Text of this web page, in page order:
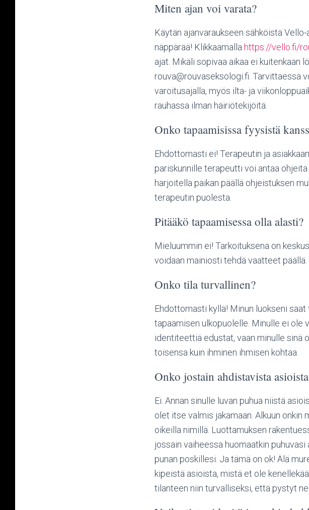
Miten ajan voi varata?
Käytän ajanvaraukseen sähköistä
näppärää! Klikkaamalla https://vello.fi/
ajat. Mikäli sopivaa aikaa ei
rouva@rouvaseksologi.fi. Tarvittaessa
varoitusajalla, myös ilta- ja
rauhassa ilman häiriötekijöitä.
Onko tapaamisissa fyysistä
Ehdottomasti ei! Terapeutin ja
pariskunnille terapeutti voi antaa
harjoitella paikan päällä ohjeistuksen
terapeutin puolesta.
Pitääkö tapaamisessa olla alasti?
Mieluummin ei! Tarkoituksena on
voidaan mainiosti tehdä vaatteet päällä.
Onko tila turvallinen?
Ehdottomasti kyllä! Minun luokseni
tapaamisen ulkopuolelle. Minulle ei ole
identiteettiä edustat, vaan minulle sinä
toisensa kuin ihminen ihmisen kohtaa.
Onko jostain ahdistavista
Ei. Annan sinulle luvan puhua niistä
olet itse valmis jakamaan. Alkuun
oikeilla nimillä. Luottamuksen
jossain vaiheessa huomaatkin
punan poskillesi. Ja tämä on ok! Älä
kipeistä asioista, mistä et ole
tilanteen niin turvalliseksi, että pystyt ne